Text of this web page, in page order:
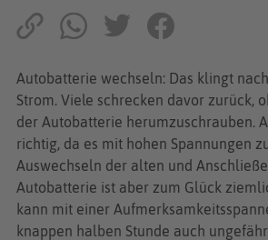
Autobatterie wechseln: Das klingt
Strom. Viele schrecken davor zurück,
der Autobatterie herumzuschrauben.
richtig, da es mit hohen Spannungen
Auswechseln der alten und
Autobatterie ist aber zum Glück
kann mit einer
knappen halben Stunde auch